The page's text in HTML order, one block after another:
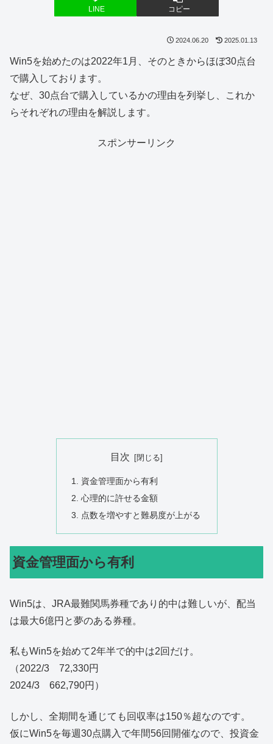
LINE コピー
2024.06.20 2025.01.13
Win5を始めたのは2022年1月、そのときからほぼ30点台
で購入しております。
なぜ、30点台で購入しているかの理由を列挙し、これか
らそれぞれの理由を解説します。
スポンサーリンク
目次
資金管理面から有利
心理的に許せる金額
点数を増やすと難易度が上がる
資金管理面から有利
Win5は、JRA最難関馬券種であり的中は難しいが、配当
は最大6億円と夢のある券種。
私もWin5を始めて2年半で的中は2回だけ。
（2022/3 72,330円
2024/3 662,790円）
しかし、全期間を通じても回収率は150％超なのです。
仮にWin5を毎週30点購入で年間56回開催なので、投資金